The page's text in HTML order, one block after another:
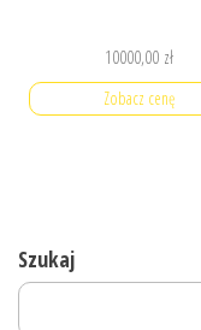
10000,00 zł
Zobacz cenę
Szukaj